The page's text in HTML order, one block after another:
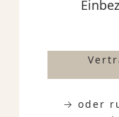
→ oder